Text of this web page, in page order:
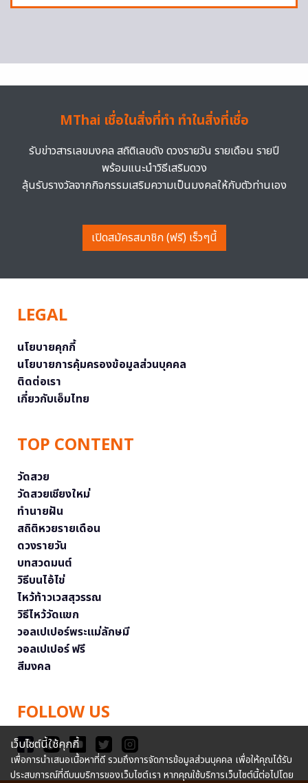
MThai เชื่อในสิ่งที่ทำ ทำในสิ่งที่เชื่อ
รับข่าวสารเลขมงคล สถิติเลขดัง ดวงรายวัน รายเดือน รายปี
พร้อมแนะนำวิธีเสริมดวง
ลุ้นรับรางวัลจากกิจกรรมเสริมความเป็นมงคลให้กับตัวท่านเอง
เปิดสมัครสมาชิก (ฟรี) เร็วๆนี้
LEGAL
นโยบายคุกกี้
นโยบายการคุ้มครองข้อมูลส่วนบุคคล
ติดต่อเรา
เกี่ยวกับเอ็มไทย
TOP CONTENT
วัดสวย
วัดสวยเชียงใหม่
ทำนายฝัน
สถิติหวยรายเดือน
ดวงรายวัน
บทสวดมนต์
วิธีบนไอ้ไข่
ไหว้ท้าวเวสสุวรรณ
วิธีไหว้วัดแขก
วอลเปเปอร์พระแม่ลักษมี
วอลเปเปอร์ ฟรี
สีมงคล
FOLLOW US
เว็บไซต์นี้ใช้คุกกี้
เพื่อการนำเสนอเนื้อหาที่ดี รวมถึงการจัดการข้อมูลส่วนบุคคล เพื่อให้คุณได้รับ
ประสบการณ์ที่ดีบนบริการของเว็บไซต์เรา หากคุณใช้บริการเว็บไซต์นี้ต่อไปโดย